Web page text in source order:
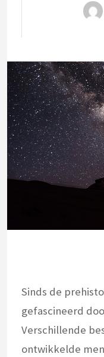
Sinds de
gefascineerd
Verschillende
ontwikkelde